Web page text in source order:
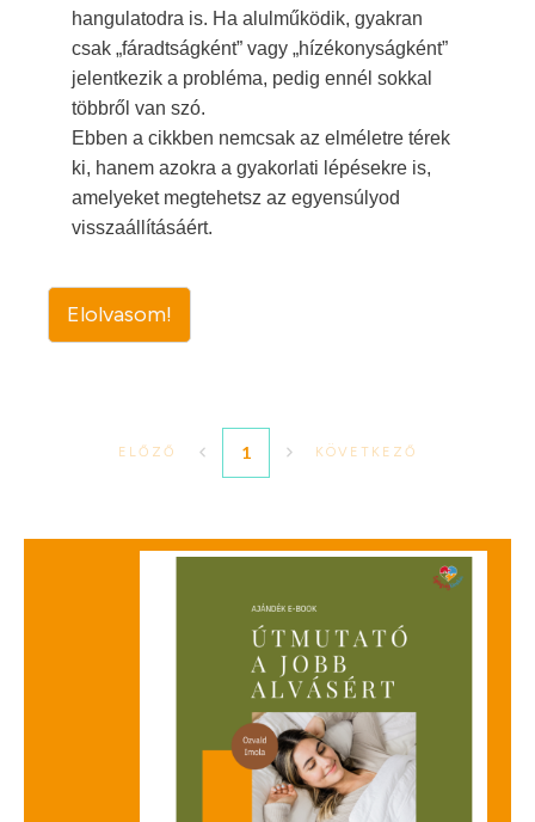
hangulatodra is. Ha alulműködik, gyakran
csak „fáradtságként” vagy „hízékonyságként”
jelentkezik a probléma, pedig ennél sokkal
többről van szó.
Ebben a cikkben nemcsak az elméletre térek
ki, hanem azokra a gyakorlati lépésekre is,
amelyeket megtehetsz az egyensúlyod
visszaállításáért.
Elolvasom!
ELŐZŐ 1 KÖVETKEZŐ